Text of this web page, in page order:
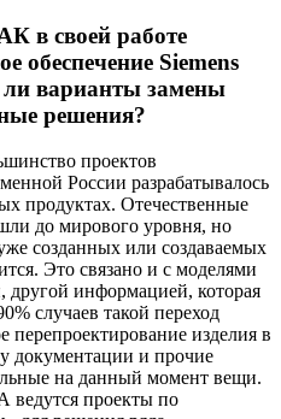
в своей работе
обеспечение Siemens
варианты замены
решения?
проектов
России разрабатывалось
продуктах. Отечественные
до мирового уровня, но
созданных или создаваемых
Это связано и с моделями
другой информацией, которая
случаев такой переход
перепроектирование изделия в
документации и прочие
на данный момент вещи.
ведутся проекты по